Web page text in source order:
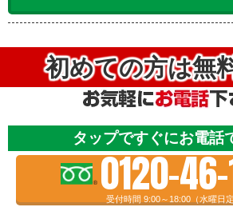
初めての方は無
タップですぐにお電話
0120-
受付時間 9:00～18:00（水曜日定